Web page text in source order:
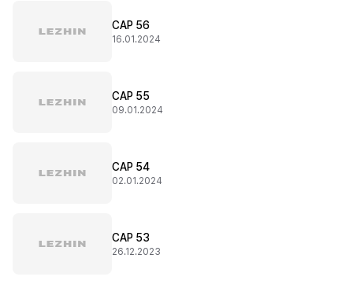
CAP 56
16.01.2024
CAP 55
09.01.2024
CAP 54
02.01.2024
CAP 53
26.12.2023